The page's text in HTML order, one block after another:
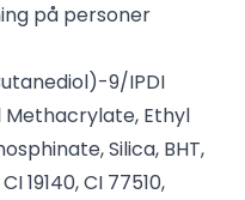
på personer
9/IPDI
Ethyl
Silica, BHT,
19140, CI 77510,